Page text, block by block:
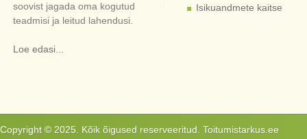
soovist jagada oma kogutud
teadmisi ja leitud lahendusi.
Loe edasi...
Isikuandmete kaitse
Copyright © 2025. Kõik õigused reserveeritud. Toitumistarkus.ee